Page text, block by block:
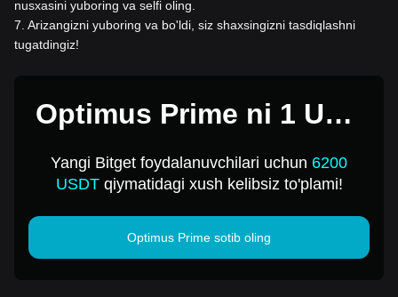
nusxasini yuboring va selfi oling.
7 Arizangizni yuboring va bo'ldi, siz shaxsingizni tasdiqlashni
tugatdingiz!
Optimus Prime ni 1 USD
Yangi Bitget foydalanuvchilari uchun 6200
USDTqiymatidagi xush kelibsiz to'plami!
Optimus Prime sotib oling